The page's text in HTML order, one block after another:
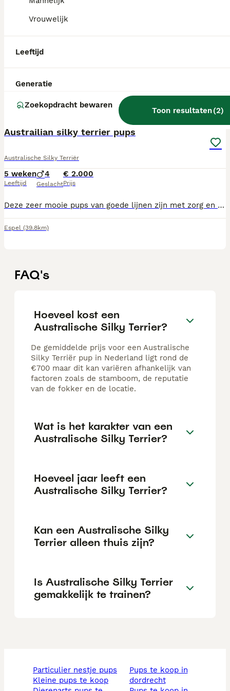
Vrouwelijk
Leeftijd
Generatie
Zoekopdracht bewaren
Toon resultaten(2)
5 1
Austrailian silky terrier pups
Australische Silky Terriër
5 weken
Leeftijd
4
Geslacht
€ 2.000
Prijs
Deze zeer mooie pups van goede lijnen zijn met zorg en aandacht voor gezondheid gefokt. Pups zijn in huis bij ons. Ze worden gesocialseerd en aan alle huislijk geluiden gewend. Ze krijgen voer en nest deken mee. Ook wat speelgoed. Wil je kennis maken met deze zeer social ras maak dan een afspraak.
Espel (39.8km)
FAQ's
Hoeveel kost een
Australische Silky Terrier?
De gemiddelde prijs voor een Australische
Silky Terriër pup in Nederland ligt rond de
€700 maar dit kan variëren afhankelijk van
factoren zoals de stamboom, de reputatie
van de fokker en de locatie.
Wat is het karakter van een
Australische Silky Terrier?
Hoeveel jaar leeft een
Australische Silky Terrier?
Kan een Australische Silky
Terrier alleen thuis zijn?
Is Australische Silky Terrier
gemakkelijk te trainen?
particulier nestje pups
kleine pups te koop
pups te koop in
dordrecht